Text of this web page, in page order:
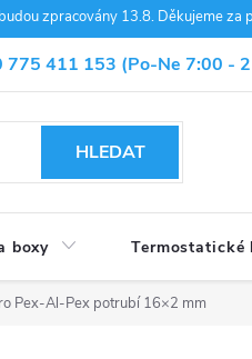
zpracovány 13.8. Děkujeme za
775 411 153 (Po-Ne 7:00 -
HLEDAT
boxy Termostatické
Pex-Al-Pex potrubí 16×2 mm